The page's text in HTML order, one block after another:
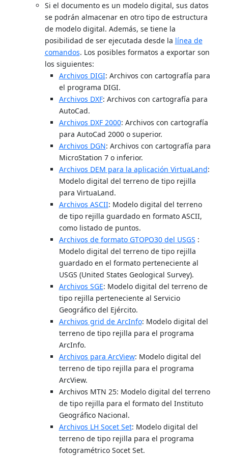
Si el documento es un modelo digital, sus datos
se podrán almacenar en otro tipo de estructura
de modelo digital. Además, se tiene la
posibilidad de ser ejecutada desde la línea de
comandos. Los posibles formatos a exportar son
los siguientes:
Archivos DIGI: Archivos con cartografía para
el programa DIGI.
Archivos DXF: Archivos con cartografía para
AutoCad.
Archivos DXF 2000: Archivos con cartografía
para AutoCad 2000 o superior.
Archivos DGN: Archivos con cartografía para
MicroStation 7 o inferior.
Archivos DEM para la aplicación VirtuaLand:
Modelo digital del terreno de tipo rejilla
para VirtuaLand.
Archivos ASCII: Modelo digital del terreno
de tipo rejilla guardado en formato ASCII,
como listado de puntos.
Archivos de formato GTOPO30 del USGS :
Modelo digital del terreno de tipo rejilla
guardado en el formato perteneciente al
USGS (United States Geological Survey).
Archivos SGE: Modelo digital del terreno de
tipo rejilla perteneciente al Servicio
Geográfico del Ejército.
Archivos grid de ArcInfo: Modelo digital del
terreno de tipo rejilla para el programa
ArcInfo.
Archivos para ArcView: Modelo digital del
terreno de tipo rejilla para el programa
ArcView.
Archivos MTN 25: Modelo digital del terreno
de tipo rejilla para el formato del Instituto
Geográfico Nacional.
Archivos LH Socet Set: Modelo digital del
terreno de tipo rejilla para el programa
fotogramétrico Socet Set.